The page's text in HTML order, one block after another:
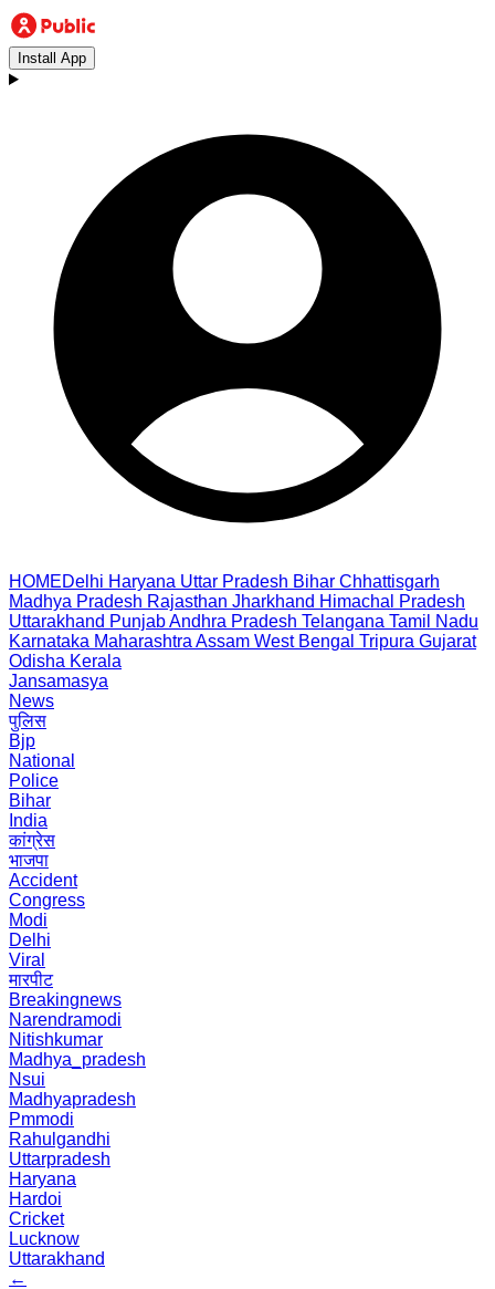
Install App
HOMEDelhi Haryana Uttar Pradesh Bihar Chhattisgarh
Madhya Pradesh Rajasthan Jharkhand Himachal Pradesh
Uttarakhand PunjabAndhra Pradesh Telangana Tamil Nadu
Karnataka Maharashtra Assam West Bengal Tripura Gujarat
Odisha Kerala
Jansamasya
News
पुलिस
Bjp
National
Police
Bihar
India
कांग्रेस
भाजपा
Accident
Congress
Modi
Delhi
Viral
मारपीट
Breakingnews
Narendramodi
Nitishkumar
Madhya_pradesh
Nsui
Madhyapradesh
Pmmodi
Rahulgandhi
Uttarpradesh
Haryana
Hardoi
Cricket
Lucknow
Uttarakhand
←